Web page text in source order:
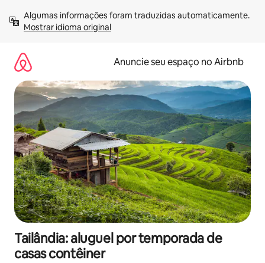
para
Mostrar idioma original
Anuncie seu espaço no Airbnb
Tailândia: aluguel por temporada de
casas contêiner